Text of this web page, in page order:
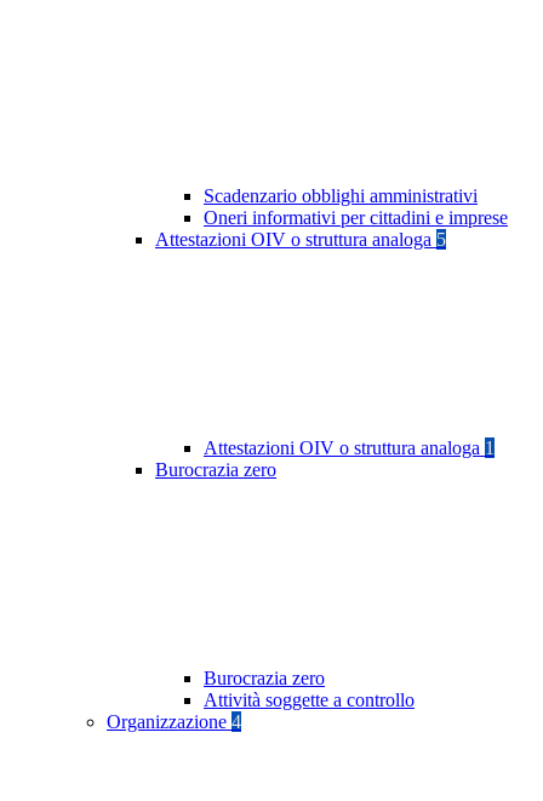
Scadenzario obblighi amministrativi
Oneri informativi per cittadini e imprese
Attestazioni OIV o struttura analoga 5
Attestazioni OIV o struttura analoga 1
Burocrazia zero
Burocrazia zero
Attività soggette a controllo
Organizzazione 4